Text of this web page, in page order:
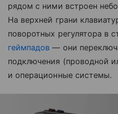
рядом с ними встроен
На верхней грани
поворотных регулятора в
геймпадов — они
подключения (проводной
и операционные системы.​